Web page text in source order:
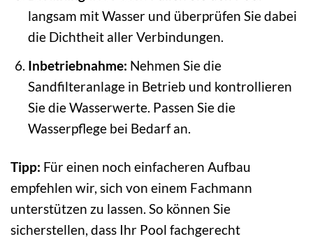
langsam mit Wasser und überprüfen Sie dabei
die Dichtheit aller Verbindungen.
Inbetriebnahme: Nehmen Sie die
Sandfilteranlage in Betrieb und kontrollieren
Sie die Wasserwerte. Passen Sie die
Wasserpflege bei Bedarf an.
Tipp: Für einen noch einfacheren Aufbau
empfehlen wir, sich von einem Fachmann
unterstützen zu lassen. So können Sie
sicherstellen, dass Ihr Pool fachgerecht